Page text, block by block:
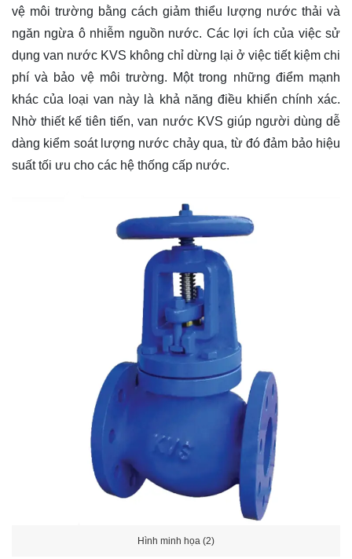
vệ môi trường bằng cách giảm thiểu lượng nước thải và
ngăn ngừa ô nhiễm nguồn nước. Các lợi ích của việc sử
dụng van nước KVS không chỉ dừng lại ở việc tiết kiệm chi
phí và bảo vệ môi trường. Một trong những điểm mạnh
khác của loại van này là khả năng điều khiển chính xác.
Nhờ thiết kế tiên tiến, van nước KVS giúp người dùng dễ
dàng kiểm soát lượng nước chảy qua, từ đó đảm bảo hiệu
suất tối ưu cho các hệ thống cấp nước.
Hình minh họa (2)